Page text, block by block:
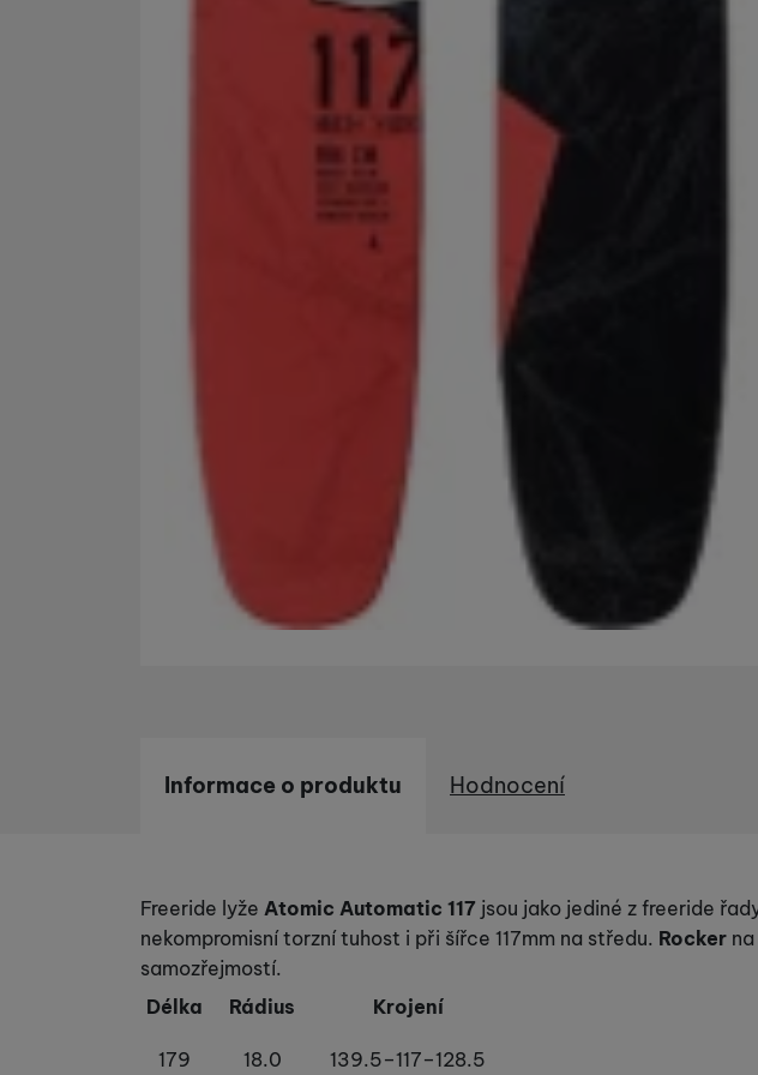
Marketingové cookies používáme my nebo naši
jak na našich stránkách, tak na stránkách třetích
Informace o produktu Hodnocení
Freeride lyže Atomic Automatic 117 jsou jako jediné z freeride
nekompromisní torzní tuhost i při šířce 117mm na středu. Rocker
samozřejmostí.
Délka
Rádius Krojení
179 18.0 139.5–117–128.5